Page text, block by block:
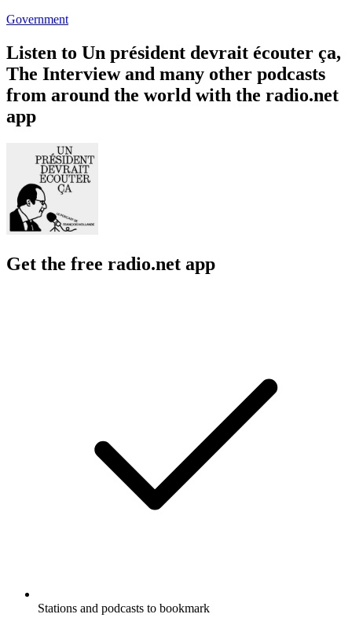
Government
Listen to Un président devrait écouter ça,
The Interview and many other podcasts
from around the world with the radio.net
app
Get the free radio.net app
Stations and podcasts to bookmark